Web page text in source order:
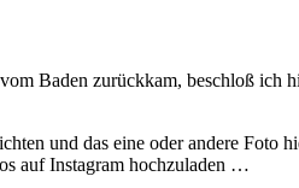
Baden zurückkam, beschloß ich
und das eine oder andere Foto
auf Instagram hochzuladen …